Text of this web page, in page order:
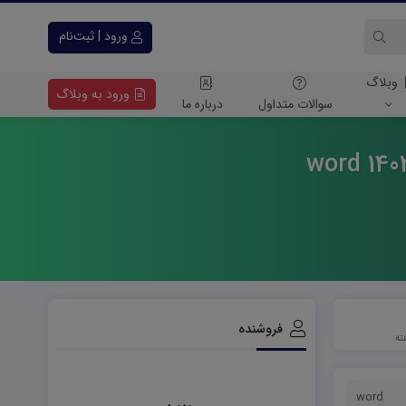
ورود | ثبت‌نام
وبلاگ
سوالات متداول درباره ما
ورود به وبلاگ
word
فروشنده